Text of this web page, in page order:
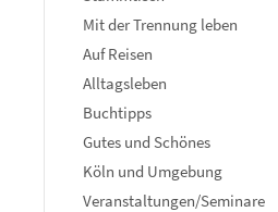
Mit der Trennung leben
Auf Reisen
Alltagsleben
Buchtipps
Gutes und Schönes
Köln und Umgebung
Veranstaltungen/Seminare